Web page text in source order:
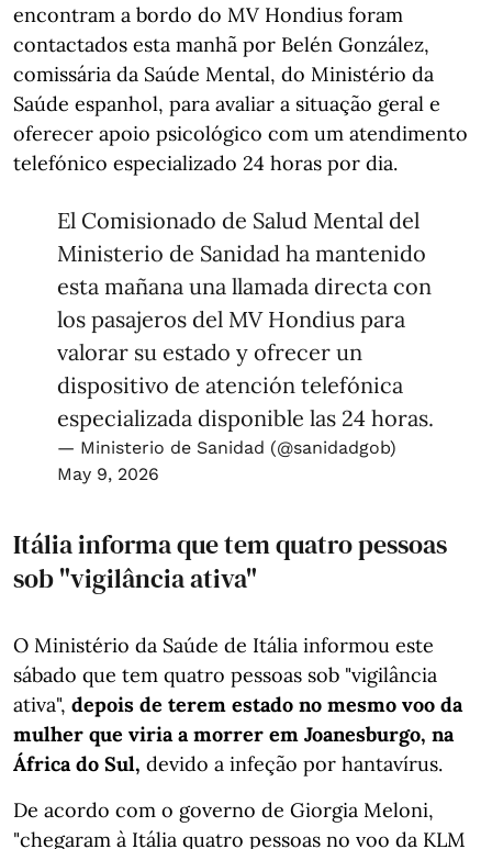
encontram a bordo do MV Hondius foram
contactados esta manhã por Belén González,
comissária da Saúde Mental, do Ministério da
Saúde espanhol, para avaliar a situação geral e
oferecer apoio psicológico com um atendimento
telefónico especializado 24 horas por dia.
El Comisionado de Salud Mental del
Ministerio de Sanidad ha mantenido
esta mañana una llamada directa con
los pasajeros del MV Hondius para
valorar su estado y ofrecer un
dispositivo de atención telefónica
especializada disponible las 24 horas.
— Ministerio de Sanidad (@sanidadgob)
May 9, 2026
Itália informa que tem quatro pessoas
sob "vigilância ativa"
O Ministério da Saúde de Itália informou este
sábado que tem quatro pessoas sob "vigilância
ativa", depois de terem estado no mesmo voo da
mulher que viria a morrer em Joanesburgo, na
África do Sul, devido a infeção por hantavírus.
De acordo com o governo de Giorgia Meloni,
"chegaram à Itália quatro pessoas no voo da KLM